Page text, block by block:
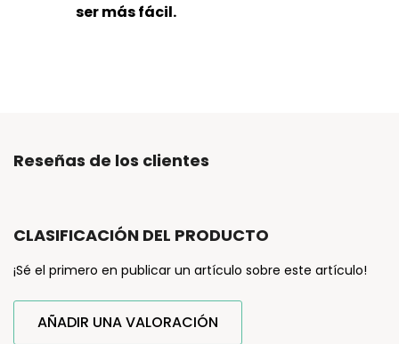
ser más fácil.
Reseñas de los clientes
CLASIFICACIÓN DEL PRODUCTO
¡Sé el primero en publicar un artículo sobre este artículo!
AÑADIR UNA VALORACIÓN